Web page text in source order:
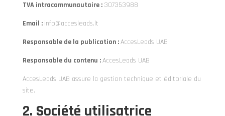
TVA intracommunautaire : 307353988
Email : info@accesleads.lt
Responsable de la publication :AccesLeads UAB
Responsable du contenu :AccesLeads UAB
AccesLeads UAB assure la gestion technique et éditoriale du
site.
2. Société utilisatrice